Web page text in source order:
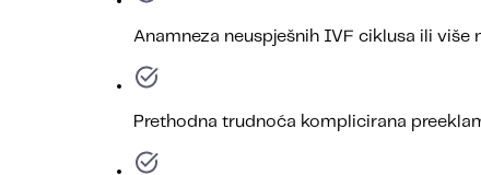
Anamneza neuspješnih IVF ciklusa ili više
Prethodna trudnoća komplicirana